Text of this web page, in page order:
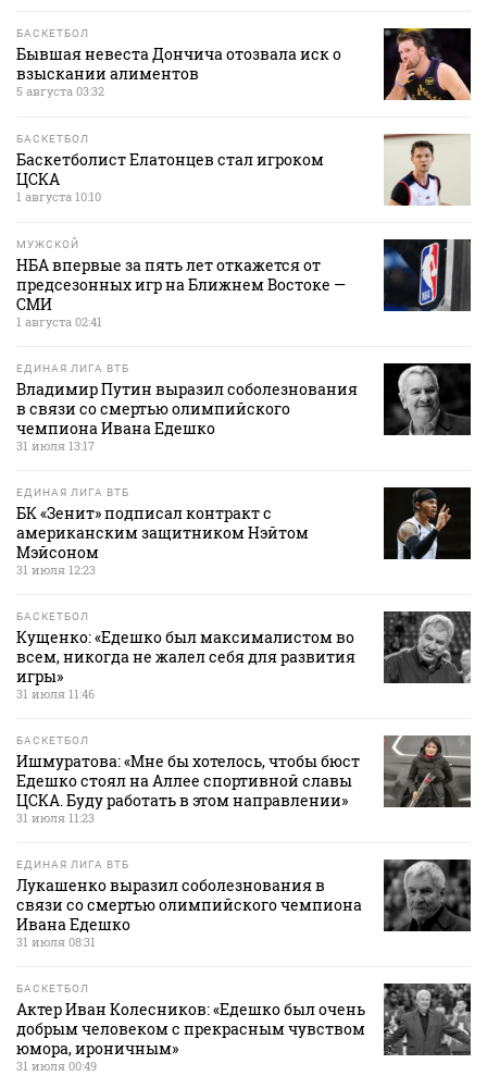
БАСКЕТБОЛ
Бывшая невеста Дончича отозвала иск о
взыскании алиментов
5 августа 03:32
БАСКЕТБОЛ
Баскетболист Елатонцев стал игроком
ЦСКА
1 августа 10:10
МУЖСКОЙ
НБА впервые за пять лет откажется от
предсезонных игр на Ближнем Востоке —
СМИ
1 августа 02:41
ЕДИНАЯ ЛИГА ВТБ
Владимир Путин выразил соболезнования
в связи со смертью олимпийского
чемпиона Ивана Едешко
31 июля 13:17
ЕДИНАЯ ЛИГА ВТБ
БК «Зенит» подписал контракт с
американским защитником Нэйтом
Мэйсоном
31 июля 12:23
БАСКЕТБОЛ
Кущенко: «Едешко был максималистом во
всем, никогда не жалел себя для развития
игры»
31 июля 11:46
БАСКЕТБОЛ
Ишмуратова: «Мне бы хотелось, чтобы бюст
Едешко стоял на Аллее спортивной славы
ЦСКА. Буду работать в этом направлении»
31 июля 11:23
ЕДИНАЯ ЛИГА ВТБ
Лукашенко выразил соболезнования в
связи со смертью олимпийского чемпиона
Ивана Едешко
31 июля 08:31
БАСКЕТБОЛ
Актер Иван Колесников: «Едешко был очень
добрым человеком с прекрасным чувством
юмора, ироничным»
31 июля 00:49